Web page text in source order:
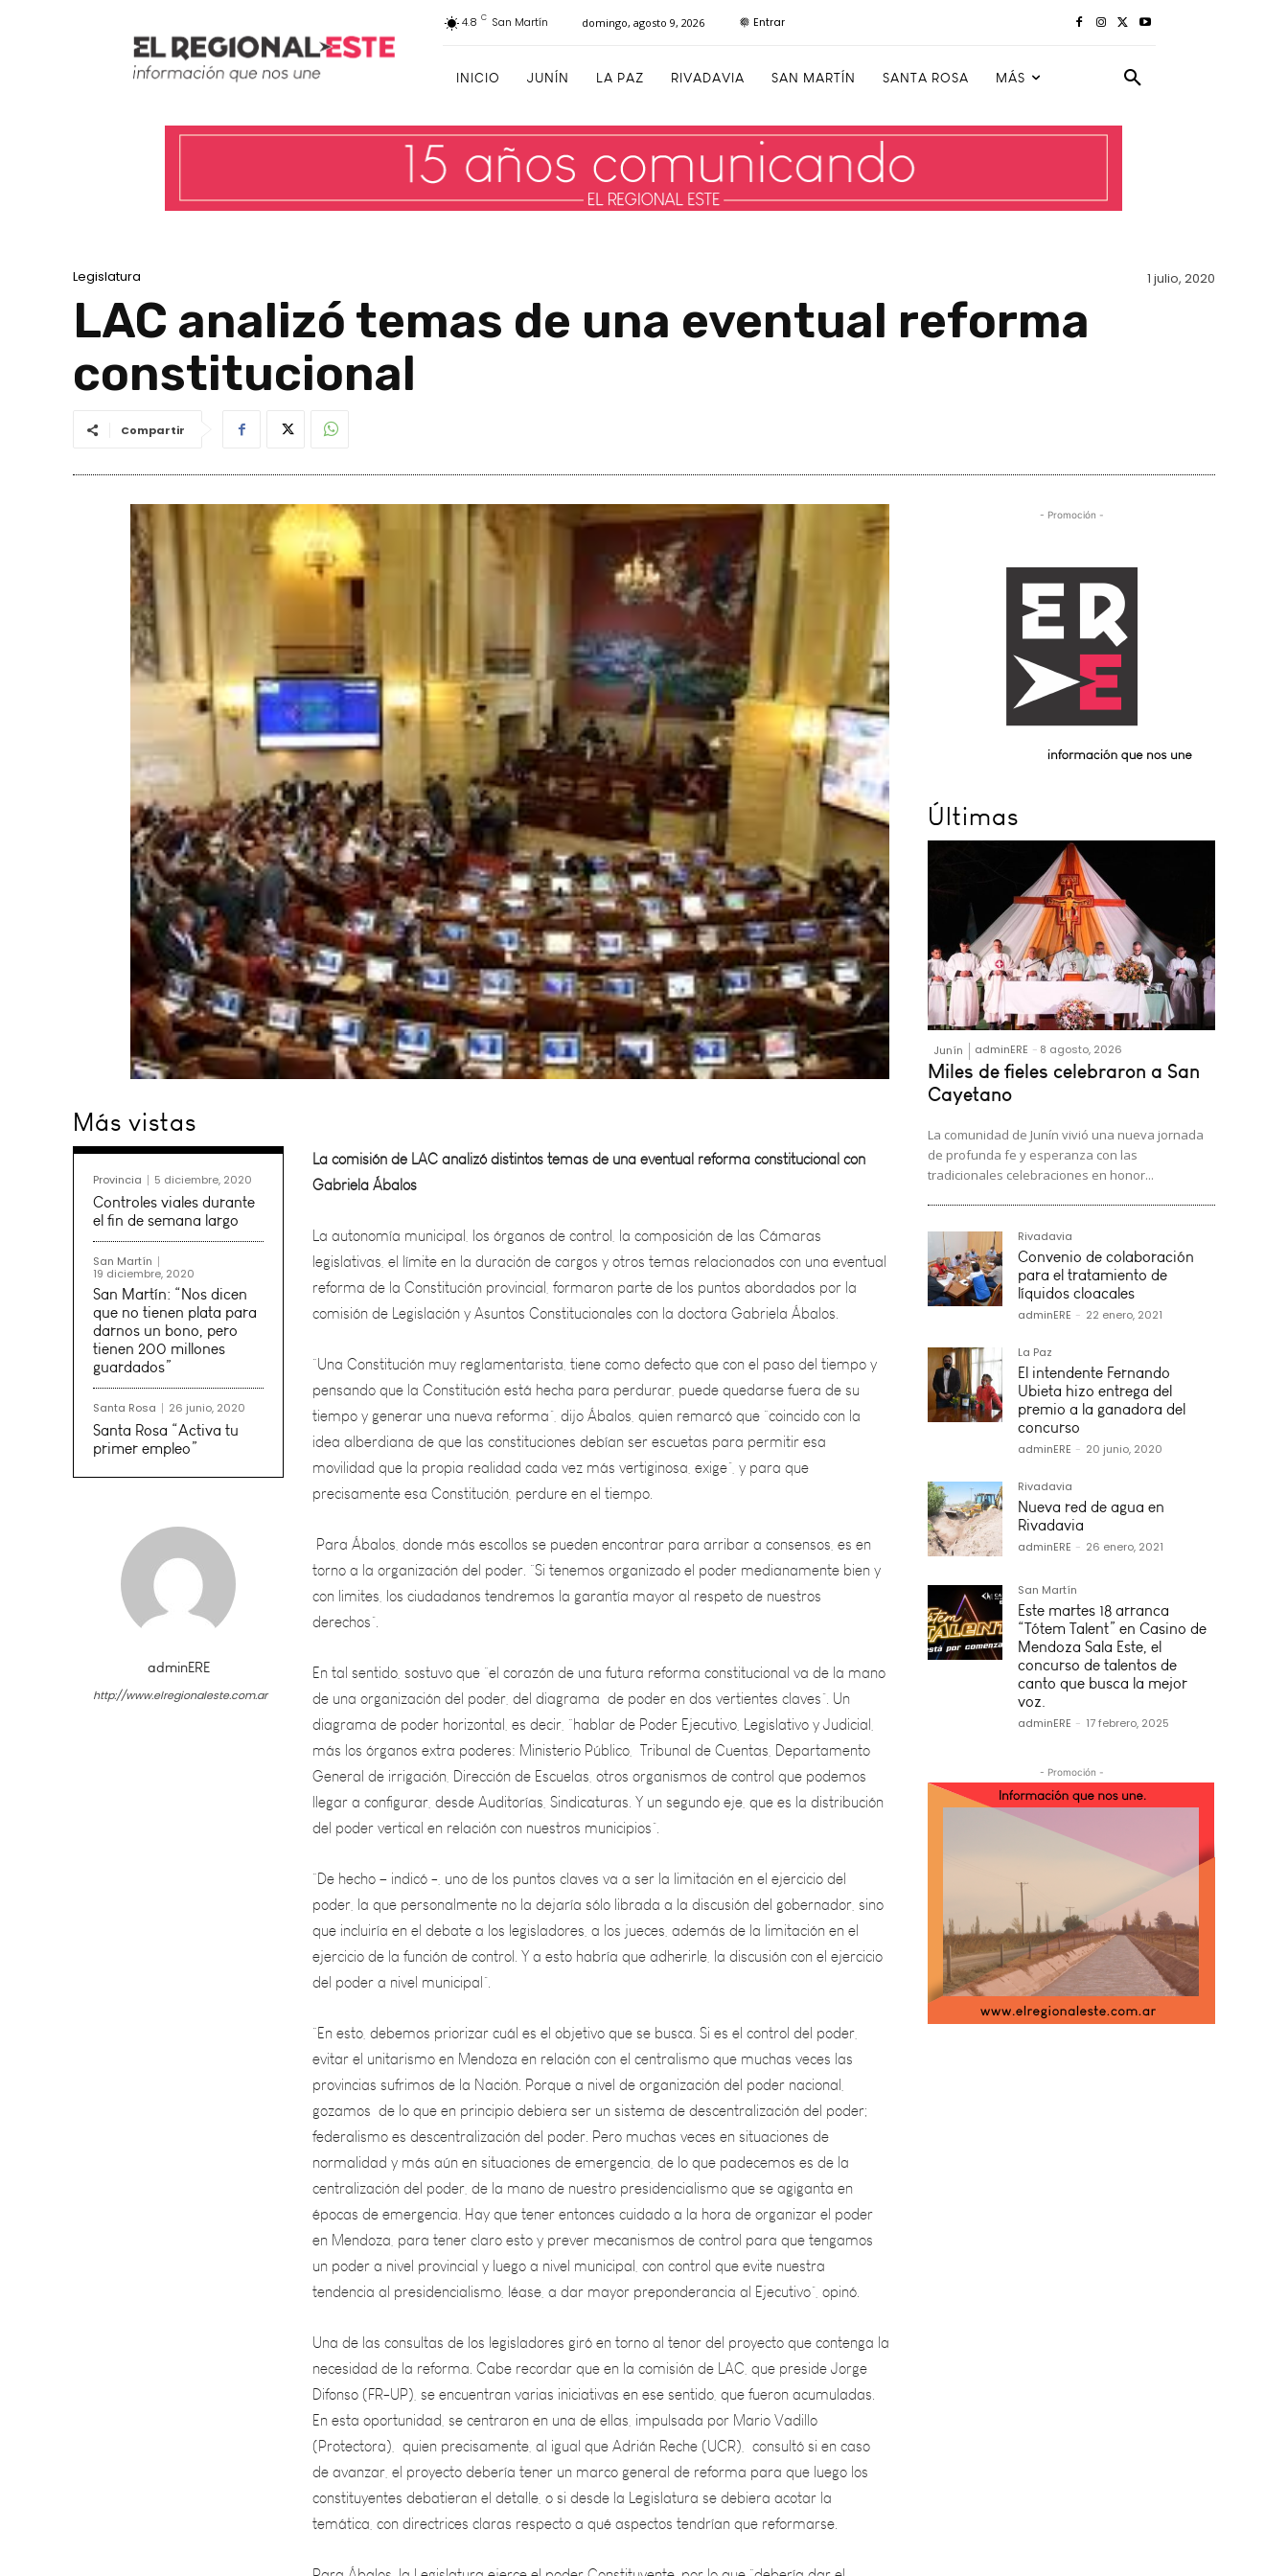
4.8 C San Martín domingo, agosto 9, 2026 Entrar
INICIO JUNÍN LA PAZ RIVADAVIA SAN MARTÍN SANTA ROSA MÁS
Legislatura 1 julio, 2020
LAC analizó temas de una eventual reforma
constitucional
Compartir
Más vistas
Provincia 5 diciembre, 2020
Controles viales durante
el fin de semana largo
San Martín
19 diciembre, 2020
San Martín: “Nos dicen
que no tienen plata para
darnos un bono, pero
tienen 200 millones
guardados”
Santa Rosa 26 junio, 2020
Santa Rosa “Activa tu
primer empleo”
adminERE
http://www.elregionaleste.com.ar
Gabriela Ábalos
La autonomía municipal, los órganos de control, la composición de las Cámaras
legislativas, el límite en la duración de cargos y otros temas relacionados con una eventual
reforma de la Constitución provincial, formaron parte de los puntos abordados por la
comisión de Legislación y Asuntos Constitucionales con la doctora Gabriela Ábalos.
“Una Constitución muy reglamentarista, tiene como defecto que con el paso del tiempo y
pensando que la Constitución está hecha para perdurar, puede quedarse fuera de su
tiempo y generar una nueva reforma”, dijo Ábalos, quien remarcó que “coincido con la
idea alberdiana de que las constituciones debían ser escuetas para permitir esa
movilidad que la propia realidad cada vez más vertiginosa, exige”, y para que
precisamente esa Constitución, perdure en el tiempo.
Para Ábalos, donde más escollos se pueden encontrar para arribar a consensos, es en
torno a la organización del poder. “Si tenemos organizado el poder medianamente bien y
con limites, los ciudadanos tendremos la garantía mayor al respeto de nuestros
derechos”.
En tal sentido, sostuvo que “el corazón de una futura reforma constitucional va de la mano
de una organización del poder, del diagrama de poder en dos vertientes claves”. Un
diagrama de poder horizontal, es decir, “hablar de Poder Ejecutivo, Legislativo y Judicial,
más los órganos extra poderes: Ministerio Público, Tribunal de Cuentas, Departamento
General de irrigación, Dirección de Escuelas, otros organismos de control que podemos
llegar a configurar, desde Auditorías, Sindicaturas. Y un segundo eje, que es la distribución
del poder vertical en relación con nuestros municipios”.
“De hecho – indicó -, uno de los puntos claves va a ser la limitación en el ejercicio del
poder, la que personalmente no la dejaría sólo librada a la discusión del gobernador, sino
que incluiría en el debate a los legisladores, a los jueces, además de la limitación en el
ejercicio de la función de control. Y a esto habría que adherirle, la discusión con el ejercicio
del poder a nivel municipal”.
“En esto, debemos priorizar cuál es el objetivo que se busca. Si es el control del poder,
evitar el unitarismo en Mendoza en relación con el centralismo que muchas veces las
provincias sufrimos de la Nación. Porque a nivel de organización del poder nacional,
gozamos de lo que en principio debiera ser un sistema de descentralización del poder;
federalismo es descentralización del poder. Pero muchas veces en situaciones de
normalidad y más aún en situaciones de emergencia, de lo que padecemos es de la
centralización del poder, de la mano de nuestro presidencialismo que se agiganta en
épocas de emergencia. Hay que tener entonces cuidado a la hora de organizar el poder
en Mendoza, para tener claro esto y prever mecanismos de control para que tengamos
un poder a nivel provincial y luego a nivel municipal, con control que evite nuestra
tendencia al presidencialismo, léase, a dar mayor preponderancia al Ejecutivo”, opinó.
Una de las consultas de los legisladores giró en torno al tenor del proyecto que contenga la
necesidad de la reforma. Cabe recordar que en la comisión de LAC, que preside Jorge
Difonso (FR-UP), se encuentran varias iniciativas en ese sentido, que fueron acumuladas.
En esta oportunidad, se centraron en una de ellas, impulsada por Mario Vadillo
(Protectora), quien precisamente, al igual que Adrián Reche (UCR), consultó si en caso
de avanzar, el proyecto debería tener un marco general de reforma para que luego los
constituyentes debatieran el detalle, o si desde la Legislatura se debiera acotar la
temática, con directrices claras respecto a qué aspectos tendrían que reformarse.
Para Ábalos, la Legislatura ejerce el poder Constituyente, por lo que “debería dar el
- Promoción -
Últimas
Junín adminERE - 8 agosto, 2026
Miles de fieles celebraron a San
Cayetano
La comunidad de Junín vivió una nueva jornada
de profunda fe y esperanza con las
tradicionales celebraciones en honor...
Rivadavia
Convenio de colaboración
para el tratamiento de
líquidos cloacales
adminERE - 22 enero, 2021
La Paz
El intendente Fernando
Ubieta hizo entrega del
premio a la ganadora del
concurso
adminERE - 20 junio, 2020
Rivadavia
Nueva red de agua en
Rivadavia
adminERE - 26 enero, 2021
San Martín
Este martes 18 arranca
“Tótem Talent” en Casino de
Mendoza Sala Este, el
concurso de talentos de
canto que busca la mejor
voz.
adminERE - 17 febrero, 2025
- Promoción -